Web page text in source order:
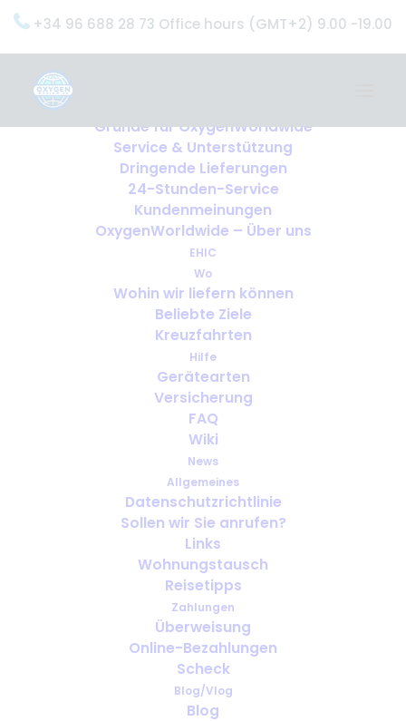
+34 96 688 28 73 Office hours (GMT+2) 9.00 -19.00
Gründe für OxygenWorldwide
Service & Unterstützung
Dringende Lieferungen
24-Stunden-Service
Kundenmeinungen
OxygenWorldwide – Über uns
EHIC
Wo
Wohin wir liefern können
Beliebte Ziele
Kreuzfahrten
Hilfe
Gerätearten
Versicherung
FAQ
Wiki
News
Allgemeines
Datenschutzrichtlinie
Sollen wir Sie anrufen?
Links
Wohnungstausch
Reisetipps
Zahlungen
Überweisung
Online-Bezahlungen
Scheck
Blog/Vlog
Blog
Reiseversicherung für
Sauerstoffnutzer: Was jeder
Reisende prüfen sollte